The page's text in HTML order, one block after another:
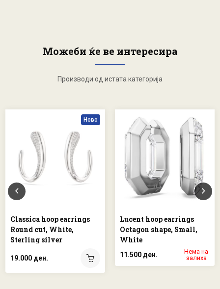
Можеби ќе ве интересира
Производи од истата категорија
Ново
Classica hoop earrings
Round cut, White,
Sterling silver
19.000 ден.
Lucent hoop earrings
Octagon shape, Small,
White
11.500 ден.
Нема на
залиха